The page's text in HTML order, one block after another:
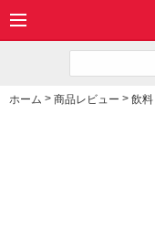
ホーム > 商品レビュー > 飲料